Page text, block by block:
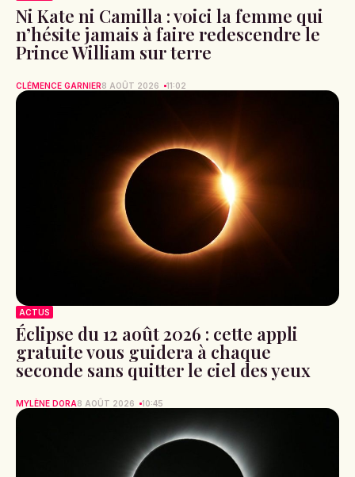
Ni Kate ni Camilla : voici la femme qui
n’hésite jamais à faire redescendre le
Prince William sur terre
CLÉMENCE GARNIER8 AOÛT 2026 11:02
ACTUS
Éclipse du 12 août 2026 : cette appli
gratuite vous guidera à chaque
seconde sans quitter le ciel des yeux
MYLÈNE DORA8 AOÛT 2026 10:45